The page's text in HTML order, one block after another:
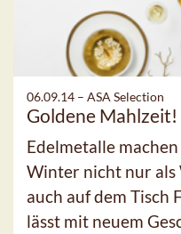
06.09.14 – ASA Selection
Goldene Mahlzeit!
Edelmetalle
Winter nicht nur als
auch auf dem Tisch
lässt mit neuem